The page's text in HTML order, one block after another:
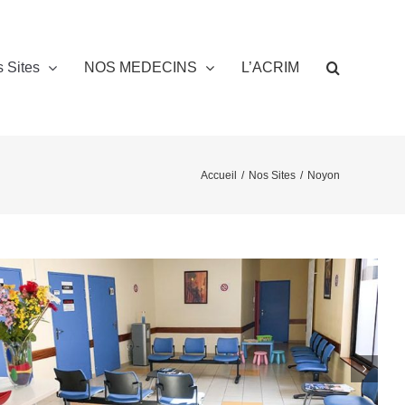
Sites NOS MEDECINS L’ACRIM
Accueil / Nos Sites / Noyon